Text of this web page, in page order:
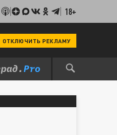
18+
ОТКЛЮЧИТЬ РЕКЛАМУ